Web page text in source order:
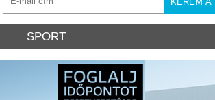
SPORT